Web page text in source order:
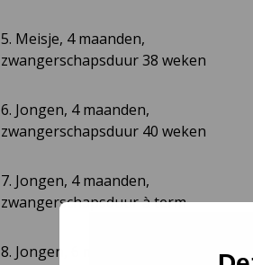
5. Meisje, 4 maanden,
zwangerschapsduur 38 weken
6. Jongen, 4 maanden,
zwangerschapsduur 40 weken
7. Jongen, 4 maanden,
zwangerschapsduur à term
8. Jongen, 6 maanden,